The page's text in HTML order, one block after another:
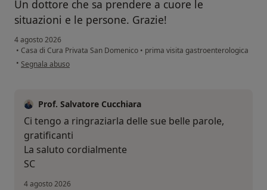
Un dottore che sa prendere a cuore le
situazioni e le persone. Grazie!
4 agosto 2026
• Casa di Cura Privata San Domenico • prima visita gastroenterologica
• secondo l'opinione dell'utente L.D.C.
Segnala abuso
Prof. Salvatore Cucchiara
Ci tengo a ringraziarla delle sue belle parole,
gratificanti
La saluto cordialmente
SC
4 agosto 2026